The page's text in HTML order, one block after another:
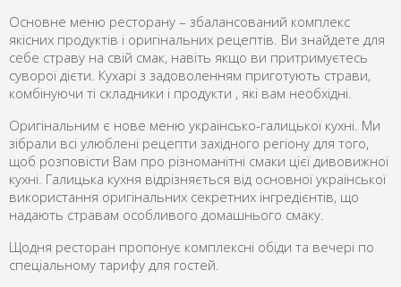
Основне меню ресторану – збалансований комплекс
якісних продуктів і оригінальних рецептів. Ви знайдете для
себе страву на свій смак, навіть якщо ви притримуєтесь
суворої дієти. Кухарі з задоволенням приготують страви,
комбінуючи ті складники і продукти , які вам необхідні.
Оригінальним є нове меню українсько-галицької кухні. Ми
зібрали всі улюблені рецепти західного регіону для того,
щоб розповісти Вам про різноманітні смаки цієї дивовижної
кухні. Галицька кухня відрізняється від основної української
використання оригінальних секретних інгредієнтів, що
надають стравам особливого домашнього смаку.
Щодня ресторан пропонує комплексні обіди та вечері по
спеціальному тарифу для гостей.